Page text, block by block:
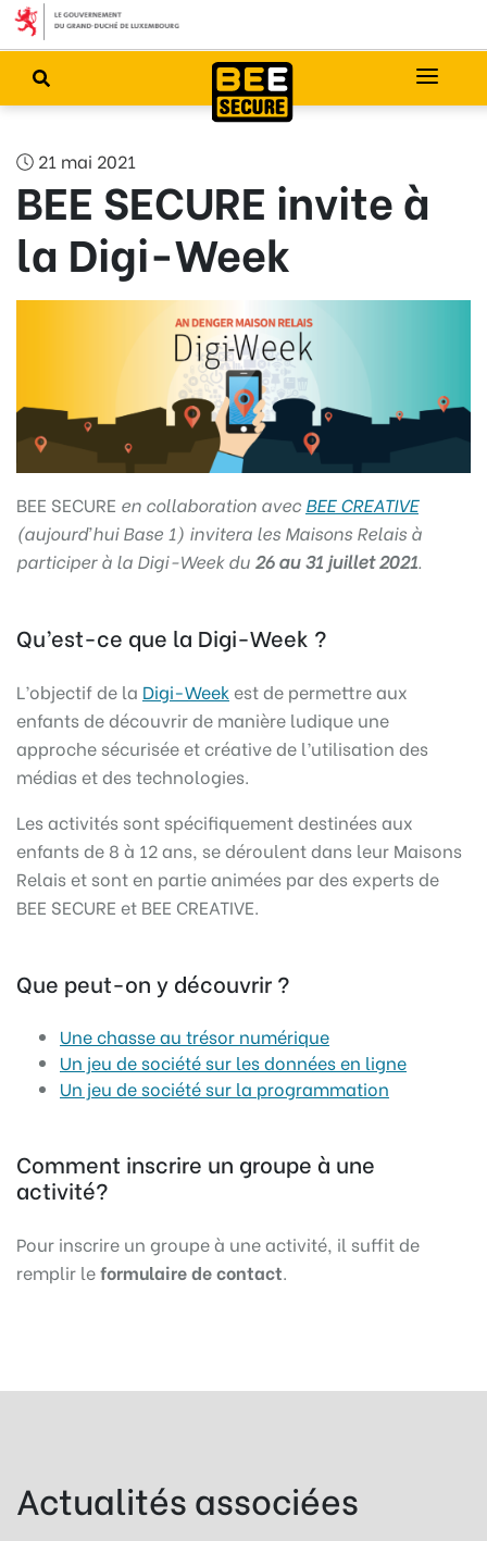
21 mai 2021
BEE SECURE invite à
la Digi-Week
BEE SECURE en collaboration avec BEE CREATIVE
(aujourd’hui Base 1) invitera les Maisons Relais à
participer à la Digi-Week du 26 au 31 juillet 2021.
Qu’est-ce que la Digi-Week ?
L’objectif de la Digi-Week est de permettre aux
enfants de découvrir de manière ludique une
approche sécurisée et créative de l’utilisation des
médias et des technologies.
Les activités sont spécifiquement destinées aux
enfants de 8 à 12 ans, se déroulent dans leur Maisons
Relais et sont en partie animées par des experts de
BEE SECURE et BEE CREATIVE.
Que peut-on y découvrir ?
Une chasse au trésor numérique
Un jeu de société sur les données en ligne
Un jeu de société sur la programmation
Comment inscrire un groupe à une
activité?
Pour inscrire un groupe à une activité, il suffit de
remplir leformulaire de contact.
Actualités associées